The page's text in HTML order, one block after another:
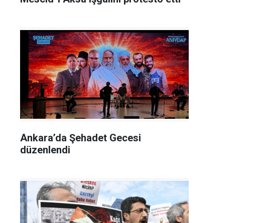
Ankara’da Şehadet Gecesi
düzenlendi